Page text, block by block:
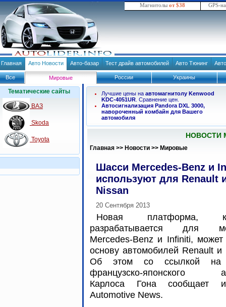
Магнитолы от $38 GPS-
Главная Авто Новости Авто-базар Тест драйв автомобилей Авто Тюнинг
Все Мировые России Украины
Тематические сайты
ВАЗ
Skoda
Toyota
Лучшие цены на автомагнитолу Kenwood
KDC-4051UR . Сравнение цен.
Автосигнализация Pandora DXL 3000,
навороченный комбайн для Вашего
автомобиля
НОВОСТИ
Главная >> Новости >> Мировые
Шасси Mercedes-Benz и
используют для Renault
Nissan
20 Сентября 2013
Новая платформа,
разрабатывается для
Mercedes-Benz и Infiniti,
основу автомобилей Renault и
Об этом со ссылкой на
французско-японского
Карлоса Гона сообщает
Automotive News.